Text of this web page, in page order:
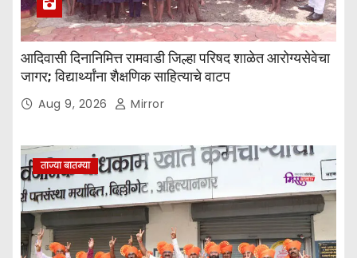
आदिवासी दिनानिमित्त रामवाडी जिल्हा परिषद शाळेत आरोग्यसेवेचा
जागर; विद्यार्थ्यांना शैक्षणिक साहित्याचे वाटप
Aug 9, 2026 Mirror
ताज्या बातम्या